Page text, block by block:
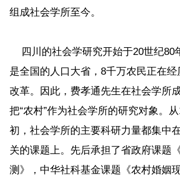
组成社会学所至今。
四川的社会学研究开始于20世纪80
是全国的人口大省，8千万农民正在经
改革。因此，费孝通先生在社会学所
把“农村”作为社会学所的研究对象。
初，社会学所的主要科研力量都集中
关的课题上。先后承担了省政府课题
测》，中华社科基金课题《农村婚姻